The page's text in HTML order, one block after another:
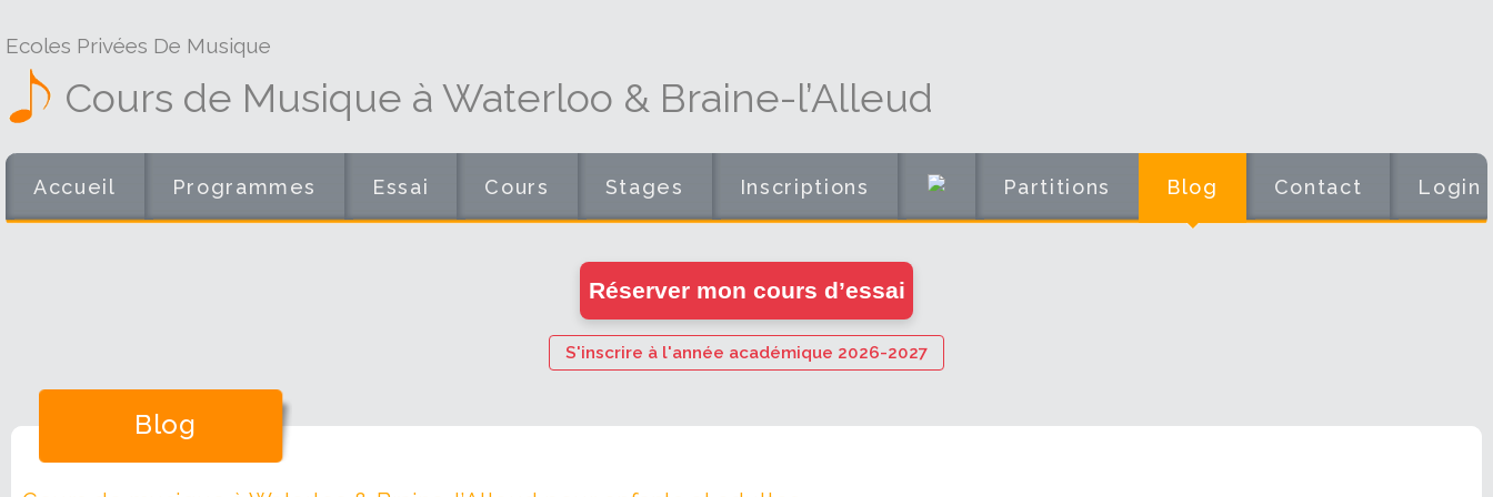
Ecoles Privées De Musique
Cours de Musique à Waterloo & Braine-l’Alleud
Accueil Programmes Essai Cours Stages Inscriptions Partitions Blog Contact Login
Réserver mon cours d’essai
S'inscrire à l'année académique 2026-2027
Blog